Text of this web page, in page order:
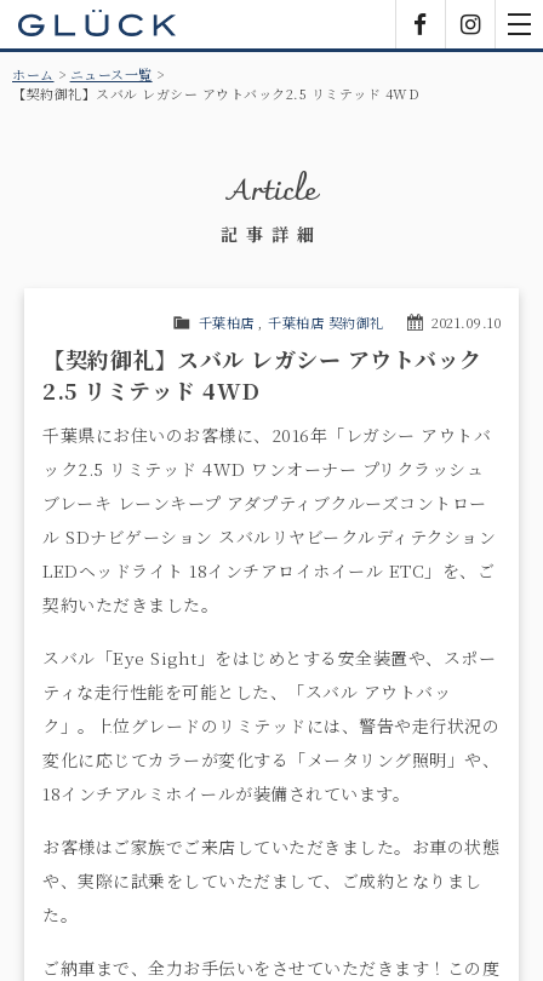
ホーム
ニュース一覧
【契約御礼】スバル レガシー アウトバック2.5 リミテッド 4WD
Article
記事詳細
2021.09.10
千葉柏店 千葉柏店 契約御礼
【契約御礼】スバル レガシー アウトバック
2.5 リミテッド 4WD
千葉県にお住いのお客様に、2016年「レガシー アウトバ
ック2.5 リミテッド 4WD ワンオーナー プリクラッシュ
ブレーキ レーンキープ アダプティブクルーズコントロー
ル SDナビゲーション スバルリヤビークルディテクション
LEDヘッドライト 18インチアロイホイール ETC」を、ご
契約いただきました。
スバル「Eye Sight」をはじめとする安全装置や、スポー
ティな走行性能を可能とした、「スバル アウトバッ
ク」。上位グレードのリミテッドには、警告や走行状況の
変化に応じてカラーが変化する「メータリング照明」や、
18インチアルミホイールが装備されています。
お客様はご家族でご来店していただきました。お車の状態
や、実際に試乗をしていただまして、ご成約となりまし
た。
ご納車まで、全力お手伝いをさせていただきます！この度